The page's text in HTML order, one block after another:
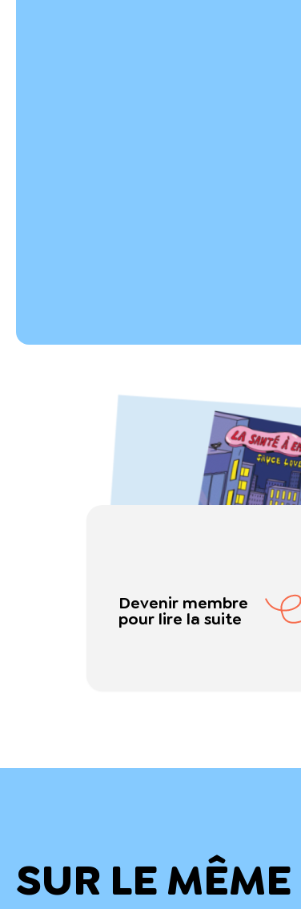
Devenir membre
pour lire la suite
SUR LE